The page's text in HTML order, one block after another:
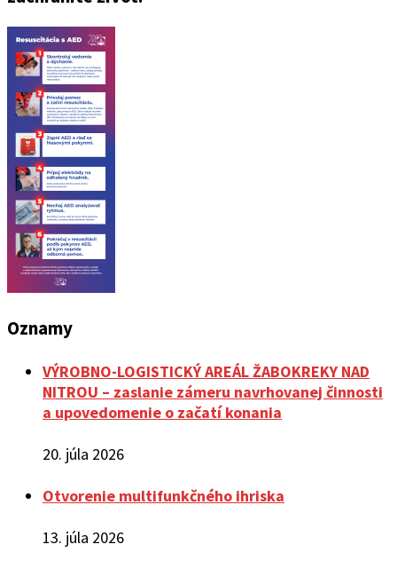
Oznamy
VÝROBNO-LOGISTICKÝ AREÁL ŽABOKREKY NAD
NITROU – zaslanie zámeru navrhovanej činnosti
a upovedomenie o začatí konania
20. júla 2026
Otvorenie multifunkčného ihriska
13. júla 2026